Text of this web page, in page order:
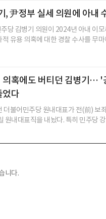
, 尹정부 실세 의원에 아내
당 김병기 의원이 2024년 아내 이
적 유용 의혹에 대한 경찰 수사를 무
의혹에도 버티던 김병기… '
었다
더불어민주당 원내대표가 전(前) 보
원내대표직을 내놨다. 특히 민주당
니다.